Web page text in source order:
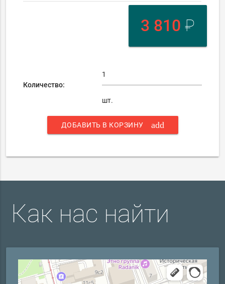
3 810 ₽
Количество:
шт.
ДОБАВИТЬ В КОРЗИНУ add
Как нас найти